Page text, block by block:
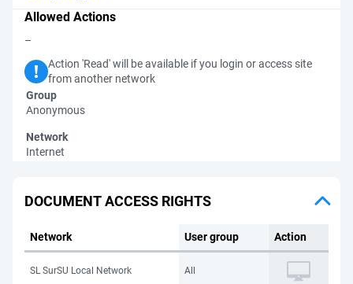
Allowed Actions
–
Action 'Read' will be available if you login or access site
from another network
Group
Anonymous
Network
Internet
DOCUMENT ACCESS RIGHTS
Network User group Action
SL SurSU Local Network All